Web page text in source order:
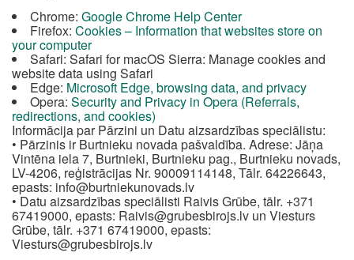
Chrome: Google Chrome Help Center
Firefox: Cookies – Information that websites store on
your computer
Safari: Safari for macOS Sierra: Manage cookies and
website data using Safari
Edge: Microsoft Edge, browsing data, and privacy
Opera: Security and Privacy in Opera (Referrals,
redirections, and cookies)
Informācija par Pārzini un Datu aizsardzības speciālistu:
• Pārzinis ir Burtnieku novada pašvaldība. Adrese: Jāņa
Vintēna iela 7, Burtnieki, Burtnieku pag., Burtnieku novads,
LV-4206, reģistrācijas Nr. 90009114148, Tālr. 64226643,
epasts: info@burtniekunovads.lv
• Datu aizsardzības speciālisti Raivis Grūbe, tālr. +371
67419000, epasts: Raivis@grubesbirojs.lv un Viesturs
Grūbe, tālr. +371 67419000, epasts:
Viesturs@grubesbirojs.lv